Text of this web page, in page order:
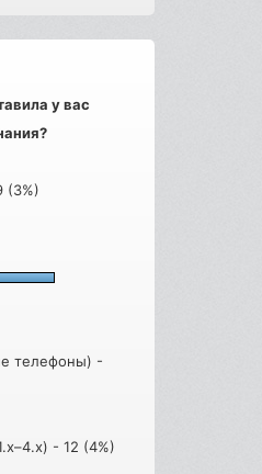
у вас
(3%)
телефоны) -
- 12 (4%)